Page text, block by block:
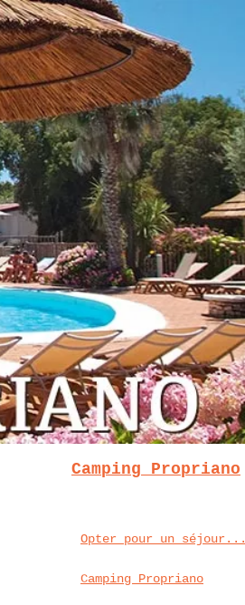
Camping Propriano
Opter pour un séjour...
Camping Propriano